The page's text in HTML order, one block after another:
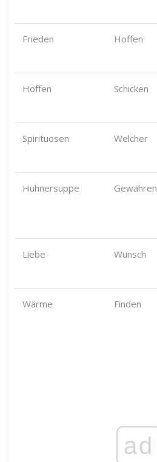
Frieden Hoffen
Hoffen Schicken
Spirituosen Welcher
Hühnersuppe Gewähren
Liebe Wunsch
Wärme Finden
ad